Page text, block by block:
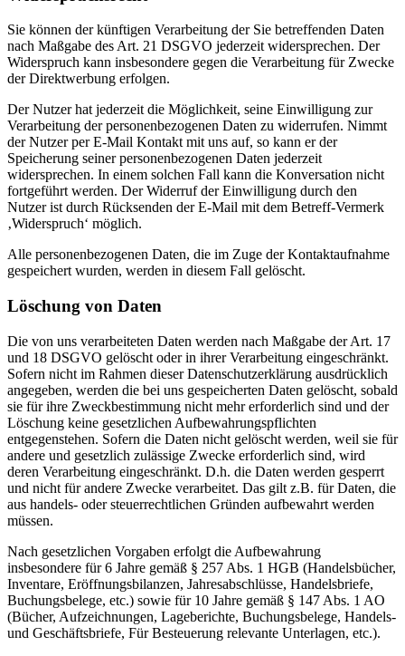
Sie können der künftigen Verarbeitung der Sie betreffenden Daten
nach Maßgabe des Art. 21 DSGVO jederzeit widersprechen. Der
Widerspruch kann insbesondere gegen die Verarbeitung für Zwecke
der Direktwerbung erfolgen.
Der Nutzer hat jederzeit die Möglichkeit, seine Einwilligung zur
Verarbeitung der personenbezogenen Daten zu widerrufen. Nimmt
der Nutzer per E-Mail Kontakt mit uns auf, so kann er der
Speicherung seiner personenbezogenen Daten jederzeit
widersprechen. In einem solchen Fall kann die Konversation nicht
fortgeführt werden. Der Widerruf der Einwilligung durch den
Nutzer ist durch Rücksenden der E-Mail mit dem Betreff-Vermerk
‚Widerspruch‘ möglich.
Alle personenbezogenen Daten, die im Zuge der Kontaktaufnahme
gespeichert wurden, werden in diesem Fall gelöscht.
Löschung von Daten
Die von uns verarbeiteten Daten werden nach Maßgabe der Art. 17
und 18 DSGVO gelöscht oder in ihrer Verarbeitung eingeschränkt.
Sofern nicht im Rahmen dieser Datenschutzerklärung ausdrücklich
angegeben, werden die bei uns gespeicherten Daten gelöscht, sobald
sie für ihre Zweckbestimmung nicht mehr erforderlich sind und der
Löschung keine gesetzlichen Aufbewahrungspflichten
entgegenstehen. Sofern die Daten nicht gelöscht werden, weil sie für
andere und gesetzlich zulässige Zwecke erforderlich sind, wird
deren Verarbeitung eingeschränkt. D.h. die Daten werden gesperrt
und nicht für andere Zwecke verarbeitet. Das gilt z.B. für Daten, die
aus handels- oder steuerrechtlichen Gründen aufbewahrt werden
müssen.
Nach gesetzlichen Vorgaben erfolgt die Aufbewahrung
insbesondere für 6 Jahre gemäß § 257 Abs. 1 HGB (Handelsbücher,
Inventare, Eröffnungsbilanzen, Jahresabschlüsse, Handelsbriefe,
Buchungsbelege, etc.) sowie für 10 Jahre gemäß § 147 Abs. 1 AO
(Bücher, Aufzeichnungen, Lageberichte, Buchungsbelege, Handels-
und Geschäftsbriefe, Für Besteuerung relevante Unterlagen, etc.).